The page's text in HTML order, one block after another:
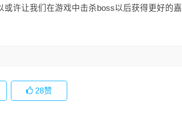
许让我们在游戏中击杀boss以后获得更好的嘉
28赞